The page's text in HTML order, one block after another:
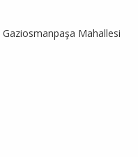
Gaziosmanpaşa Mahallesi